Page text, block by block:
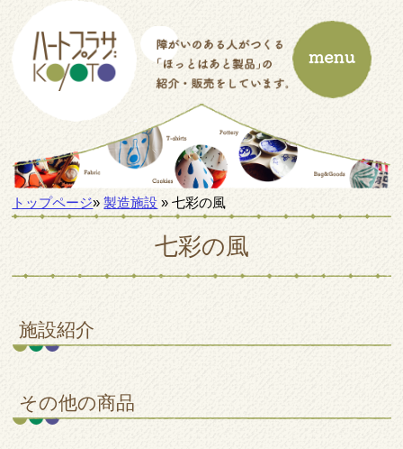
トップページ»製造施設 » 七彩の風
七彩の風
施設紹介
その他の商品